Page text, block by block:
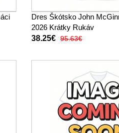
Dres Škótsko John
2026 Krátky Rukáv
38.25€ 95.63€